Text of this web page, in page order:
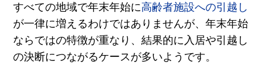
すべての地域で年末年始に高齢者施設への引越し
が一律に増えるわけではありませんが、年末年始
ならではの特徴が重なり、結果的に入居や引越し
の決断につながるケースが多いようです。